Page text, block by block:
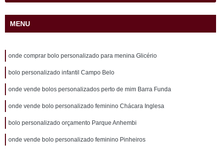
MENU
onde comprar bolo personalizado para menina Glicério
bolo personalizado infantil Campo Belo
onde vende bolos personalizados perto de mim Barra Funda
onde vende bolo personalizado feminino Chácara Inglesa
bolo personalizado orçamento Parque Anhembi
onde vende bolo personalizado feminino Pinheiros